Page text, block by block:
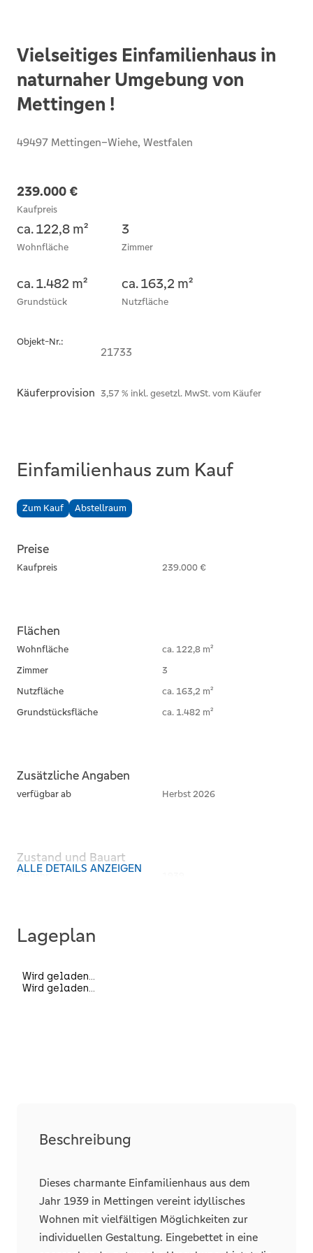
Vielseitiges Einfamilienhaus in
naturnaher Umgebung von
Mettingen !
49497 Mettingen–Wiehe, Westfalen
239.000 €
Kaufpreis
ca. 122,8 m²
Wohnfläche
3
Zimmer
ca. 1.482 m²
Grundstück
ca. 163,2 m²
Nutzfläche
Objekt-Nr.:
21733
Käuferprovision 3,57 % inkl. gesetzl. MwSt. vom Käufer
Einfamilienhaus zum Kauf
Zum Kauf Abstellraum
Preise
Kaufpreis 239.000 €
Flächen
Wohnfläche
ca. 122,8 m²
Zimmer
3
Nutzfläche
ca. 163,2 m²
Grundstücksfläche
ca. 1.482 m²
Zusätzliche Angaben
verfügbar ab Herbst 2026
Zustand und Bauart
Baujahr
Unterkellert
Abstellraum
Stellplätze
Freiplatz
ALLE DETAILS ANZEIGEN
Lageplan
Beschreibung
Dieses charmante Einfamilienhaus aus dem
Jahr 1939 in Mettingen vereint idyllisches
Wohnen mit vielfältigen Möglichkeiten zur
individuellen Gestaltung. Eingebettet in eine